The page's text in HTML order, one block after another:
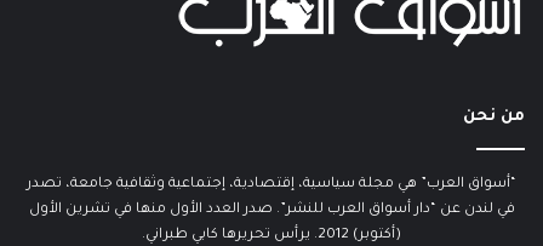
من نحن
“أسواق العرب” هي مجلة سياسية، إقتصادية، إجتماعية وثقافية جامعة، تصدر
في لندن عن “دار أسواق العرب للنشر”. صدر العدد الأول منها في تشرين الأول
(أكتوبر) 2012. يرأس تحريرها كابي طبراني.